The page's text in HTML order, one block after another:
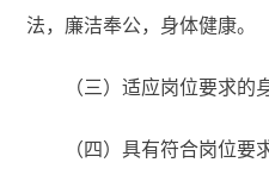
法，廉洁奉公，身体健康。
（三）适应岗位要求的
（四）具有符合岗位